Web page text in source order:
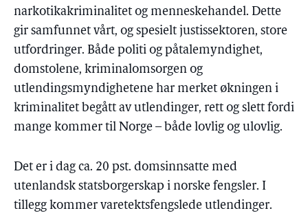
narkotikakriminalitet og menneskehandel. Dette
gir samfunnet vårt, og spesielt justissektoren, store
utfordringer. Både politi og påtalemyndighet,
domstolene, kriminalomsorgen og
utlendingsmyndighetene har merket økningen i
kriminalitet begått av utlendinger, rett og slett fordi
mange kommer til Norge – både lovlig og ulovlig.
Det er i dag ca. 20 pst. domsinnsatte med
utenlandsk statsborgerskap i norske fengsler. I
tillegg kommer varetektsfengslede utlendinger.